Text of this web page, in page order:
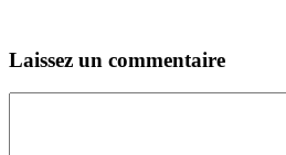
Laissez un commentaire